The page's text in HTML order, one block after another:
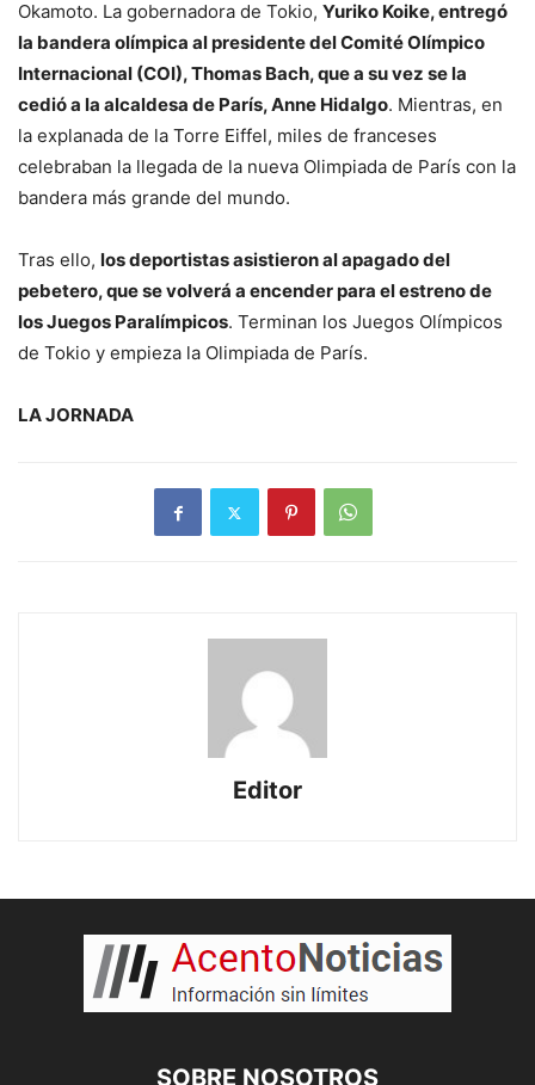
Okamoto. La gobernadora de Tokio, Yuriko Koike, entregó
la bandera olímpica al presidente del Comité Olímpico
Internacional (COI), Thomas Bach, que a su vez se la
cedió a la alcaldesa de París, Anne Hidalgo. Mientras, en
la explanada de la Torre Eiffel, miles de franceses
celebraban la llegada de la nueva Olimpiada de París con la
bandera más grande del mundo.
Tras ello, los deportistas asistieron al apagado del
pebetero, que se volverá a encender para el estreno de
los Juegos Paralímpicos. Terminan los Juegos Olímpicos
de Tokio y empieza la Olimpiada de París.
LA JORNADA
Editor
SOBRE NOSOTROS